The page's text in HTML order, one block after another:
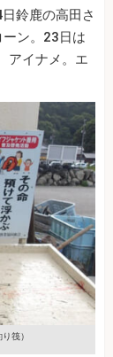
鈴鹿の高田さ
ン。23日は
アイナメ。エ
筏）